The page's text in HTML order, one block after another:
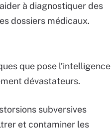
à diagnostiquer des
dossiers médicaux.
que pose l’intelligence
dévastateurs.
subversives
et contaminer les